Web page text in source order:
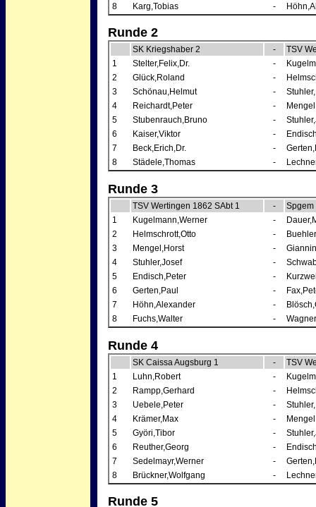
8
Karg,Tobias -
Runde 2
SK Kriegshaber 2 -
TSV
1
Stelter,Felix,Dr. -
2
Glück,Roland -
3
Schönau,Helmut -
4
Reichardt,Peter -
5
Stubenrauch,Bruno -
6
Kaiser,Viktor -
7
Beck,Erich,Dr. -
8
Städele,Thomas -
Runde 3
TSV Wertingen 1862 SAbt 1 -
Spgem
1
Kugelmann,Werner -
2
Helmschrott,Otto -
3
Mengel,Horst -
4
Stuhler,Josef -
5
Endisch,Peter -
6
Gerten,Paul -
7
Höhn,Alexander -
8
Fuchs,Walter -
Runde 4
SK Caissa Augsburg 1 -
TSV
1
Luhn,Robert -
2
Rampp,Gerhard -
3
Uebele,Peter -
4
Krämer,Max -
5
Györi,Tibor -
6
Reuther,Georg -
7
Sedelmayr,Werner -
8
Brückner,Wolfgang -
Runde 5